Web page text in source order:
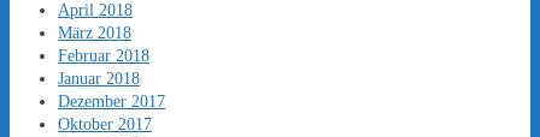
April 2018
März 2018
Februar 2018
Januar 2018
Dezember 2017
Oktober 2017